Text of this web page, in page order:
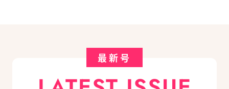
最新号